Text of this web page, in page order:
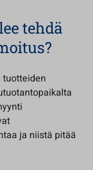
tehdä
ja niistä pitää